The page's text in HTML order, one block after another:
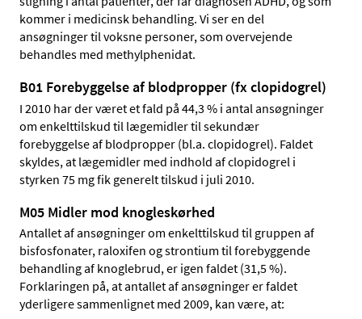
kommer i medicinsk behandling. Vi ser en del
ansøgninger til voksne personer, som overvejende
behandles med methylphenidat.
B01 Forebyggelse af blodpropper (fx clopidogrel)
I 2010 har der været et fald på 44,3 % i antal ansøgninger
om enkelttilskud til lægemidler til sekundær
forebyggelse af blodpropper (bl.a. clopidogrel). Faldet
skyldes, at lægemidler med indhold af clopidogrel i
styrken 75 mg fik generelt tilskud i juli 2010.
M05 Midler mod knogleskørhed
Antallet af ansøgninger om enkelttilskud til gruppen af
bisfosfonater, raloxifen og strontium til forebyggende
behandling af knoglebrud, er igen faldet (31,5 %).
Forklaringen på, at antallet af ansøgninger er faldet
yderligere sammenlignet med 2009, kan være, at: